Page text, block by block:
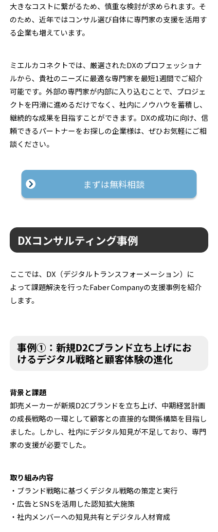
大きなコストに繋がるため、慎重な検討が求められます。そ
のため、近年ではコンサル選び自体に専門家の支援を活用す
る企業も増えています。
ミエルカコネクトでは、厳選されたDXのプロフェッショナ
ルから、貴社のニーズに最適な専門家を最短1週間でご紹介
可能です。外部の専門家が内部に入り込むことで、プロジェ
クトを円滑に進めるだけでなく、社内にノウハウを蓄積し、
継続的な成果を目指すことができます。DXの成功に向け、信
頼できるパートナーをお探しの企業様は、ぜひお気軽にご相
談ください。
まずは無料相談
DXコンサルティング事例
ここでは、DX（デジタルトランスフォーメーション）に
よって課題解決を行ったFaber Companyの支援事例を紹介
します。
事例①：新規D2Cブランド立ち上げにお
けるデジタル戦略と顧客体験の進化
背景と課題
卸売メーカーが新規D2Cブランドを立ち上げ、中期経営計画
の成長戦略の一環として顧客との直接的な関係構築を目指し
ました。しかし、社内にデジタル知見が不足しており、専門
家の支援が必要でした。
取り組み内容
・ブランド戦略に基づくデジタル戦略の策定と実行
・広告とSNSを活用した認知拡大施策
・社内メンバーへの知見共有とデジタル人材育成